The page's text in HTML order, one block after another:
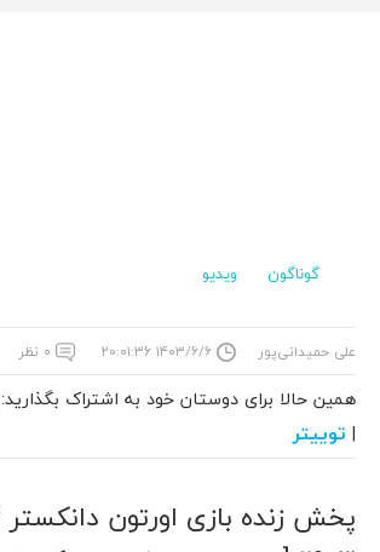
گوناگون ویدیو
علی حمیدانی‌پور ۱۴۰۳/۶/۶ ۲۰:۰۱:۳۶ ۰ نظر
همین حالا برای دوستان خود به اشتراک بگذارید:
| توییتر